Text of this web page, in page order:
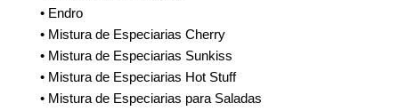
• Endro
• Mistura de Especiarias Cherry
• Mistura de Especiarias Sunkiss
• Mistura de Especiarias Hot Stuff
• Mistura de Especiarias para Saladas